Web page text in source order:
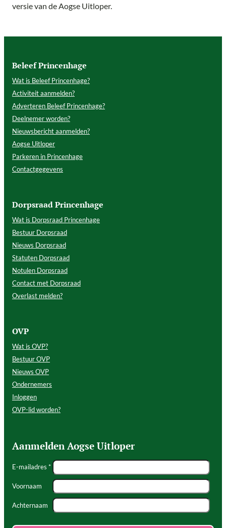
versie van de Aogse Uitloper.
Beleef Princenhage
Wat is Beleef Princenhage?
Activiteit aanmelden?
Adverteren Beleef Princenhage?
Deelnemer worden?
Nieuwsbericht aanmelden?
Aogse Uitloper
Parkeren in Princenhage
Contactgegevens
Dorpsraad Princenhage
Wat is Dorpsraad Princenhage
Bestuur Dorpsraad
Nieuws Dorpsraad
Statuten Dorpsraad
Notulen Dorpsraad
Contact met Dorpsraad
Overlast melden?
OVP
Wat is OVP?
Bestuur OVP
Nieuws OVP
Ondernemers
Inloggen
OVP-lid worden?
Aanmelden Aogse Uitloper
E-mailadres *
Voornaam
Achternaam